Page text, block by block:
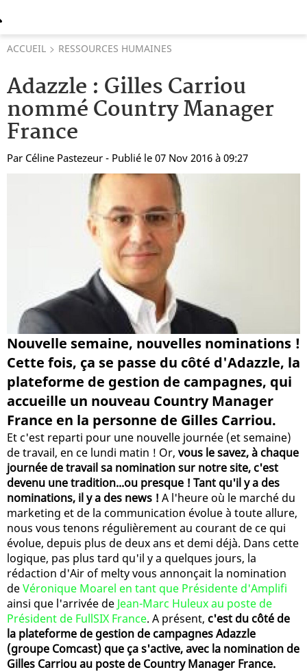
ACCUEIL RESSOURCES HUMAINES
Adazzle : Gilles Carriou
nommé Country Manager
France
Par Céline Pastezeur - Publié le 07 Nov 2016 à 09:27
Nouvelle semaine, nouvelles nominations !
Cette fois, ça se passe du côté d'Adazzle, la
plateforme de gestion de campagnes, qui
accueille un nouveau Country Manager
France en la personne de Gilles Carriou.
Et c'est reparti pour une nouvelle journée (et semaine)
de travail, en ce lundi matin ! Or, vous le savez, à chaque
journée de travail sa nomination sur notre site, c'est
devenu une tradition...ou presque ! Tant qu'il y a des
nominations, il y a des news ! A l'heure où le marché du
marketing et de la communication évolue à toute allure,
nous vous tenons régulièrement au courant de ce qui
évolue, depuis plus de deux ans et demi déjà. Dans cette
logique, pas plus tard qu'il y a quelques jours, la
rédaction d'Air of melty vous annonçait la nomination
deVéronique Moarel en tant que Présidente d'Amplifi
ainsi que l'arrivée de Jean-Marc Huleux au poste de
Président de FullSIX France. A présent, c'est du côté de
la plateforme de gestion de campagnes Adazzle
(groupe Comcast) que ça s'active, avec la nomination de
Gilles Carriou au poste de Country Manager France.